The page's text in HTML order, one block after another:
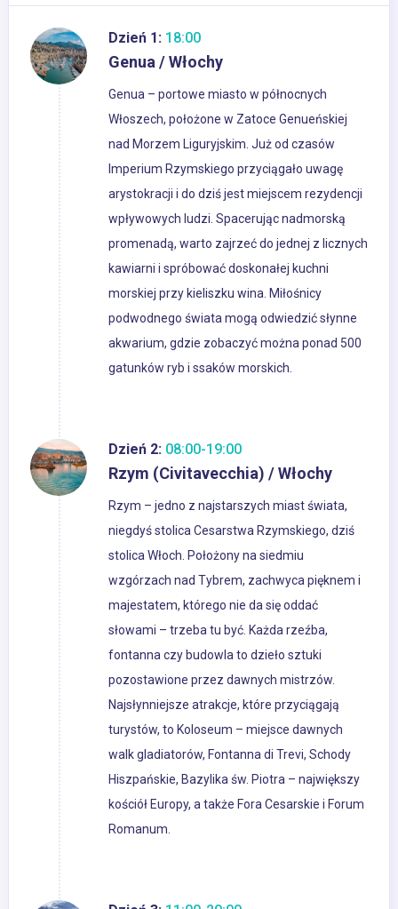
Dzień 1: 18:00
Genua / Włochy
Genua – portowe miasto w północnych
Włoszech, położone w Zatoce Genueńskiej
nad Morzem Liguryjskim. Już od czasów
Imperium Rzymskiego przyciągało uwagę
arystokracji i do dziś jest miejscem rezydencji
wpływowych ludzi. Spacerując nadmorską
promenadą, warto zajrzeć do jednej z licznych
kawiarni i spróbować doskonałej kuchni
morskiej przy kieliszku wina. Miłośnicy
podwodnego świata mogą odwiedzić słynne
akwarium, gdzie zobaczyć można ponad 500
gatunków ryb i ssaków morskich.
Dzień 2: 08:00-19:00
Rzym (Civitavecchia) / Włochy
Rzym – jedno z najstarszych miast świata,
niegdyś stolica Cesarstwa Rzymskiego, dziś
stolica Włoch. Położony na siedmiu
wzgórzach nad Tybrem, zachwyca pięknem i
majestatem, którego nie da się oddać
słowami – trzeba tu być. Każda rzeźba,
fontanna czy budowla to dzieło sztuki
pozostawione przez dawnych mistrzów.
Najsłynniejsze atrakcje, które przyciągają
turystów, to Koloseum – miejsce dawnych
walk gladiatorów, Fontanna di Trevi, Schody
Hiszpańskie, Bazylika św. Piotra – największy
kościół Europy, a także Fora Cesarskie i Forum
Romanum.